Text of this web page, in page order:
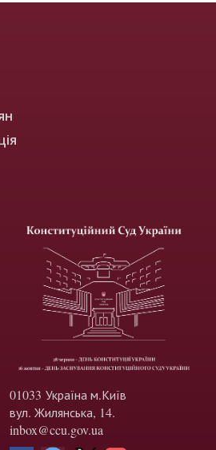
01033 Україна м.Київ
вул. Жилянська, 14.
inbox@ccu.gov.ua